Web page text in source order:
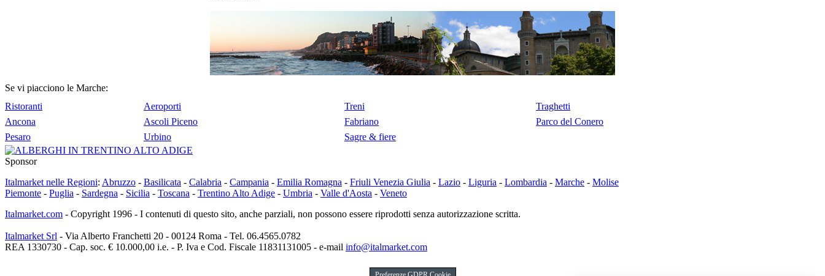
Se vi piacciono le Marche:
Ristoranti
Aeroporti Treni
Traghetti
Ancona
Ascoli Piceno Fabriano
Parco del Conero
Pesaro
Urbino Sagre & fiere
Sponsor
Italmarket nelle Regioni: Abruzzo - Basilicata - Calabria - Campania - Emilia Romagna - Friuli Venezia Giulia - Lazio - Liguria - Lombardia - Marche - Molise
Piemonte - Puglia - Sardegna - Sicilia - Toscana - Trentino Alto Adige - Umbria - Valle d'Aosta - Veneto
Italmarket.com - Copyright 1996 - I contenuti di questo sito, anche parziali, non possono essere riprodotti senza autorizzazione scritta.
Italmarket Srl - Via Alberto Franchetti 20 - 00124 Roma - Tel. 06.4565.0782
REA 1330730 - Cap. soc. € 10.000,00 i.e. - P. Iva e Cod. Fiscale 11831131005 - e-mail info@italmarket.com